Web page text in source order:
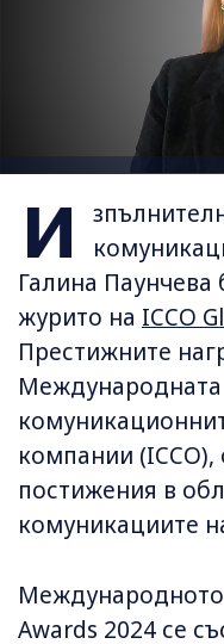
И
Галина Паунчева
журито на ICCO
Престижните
Международната
компании
постижения в
комуникациите
Международното
Awards 2024 се